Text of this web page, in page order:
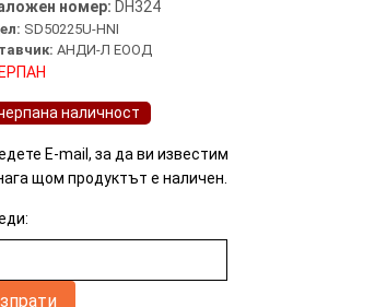
номер: DH324
SD50225U-HNI
АНДИ-Л ЕООД
наличност
E-mail, за да ви известим
щом продуктът е наличен.